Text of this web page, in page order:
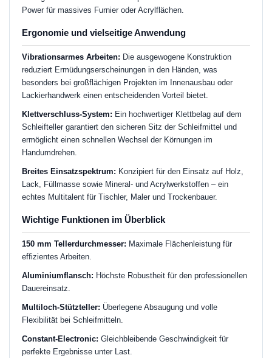
Power für massives Furnier oder Acrylflächen.
Ergonomie und vielseitige Anwendung
Vibrationsarmes Arbeiten: Die ausgewogene Konstruktion
reduziert Ermüdungserscheinungen in den Händen, was
besonders bei großflächigen Projekten im Innenausbau oder
Lackierhandwerk einen entscheidenden Vorteil bietet.
Klettverschluss-System: Ein hochwertiger Klettbelag auf dem
Schleifteller garantiert den sicheren Sitz der Schleifmittel und
ermöglicht einen schnellen Wechsel der Körnungen im
Handumdrehen.
Breites Einsatzspektrum: Konzipiert für den Einsatz auf Holz,
Lack, Füllmasse sowie Mineral- und Acrylwerkstoffen – ein
echtes Multitalent für Tischler, Maler und Trockenbauer.
Wichtige Funktionen im Überblick
150 mm Tellerdurchmesser: Maximale Flächenleistung für
effizientes Arbeiten.
Aluminiumflansch: Höchste Robustheit für den professionellen
Dauereinsatz.
Multiloch-Stützteller: Überlegene Absaugung und volle
Flexibilität bei Schleifmitteln.
Constant-Electronic: Gleichbleibende Geschwindigkeit für
perfekte Ergebnisse unter Last.